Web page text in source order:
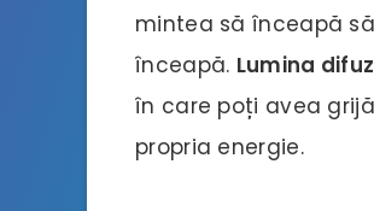
mintea să înceapă
înceapă. Lumina
în care poți avea
propria energie.